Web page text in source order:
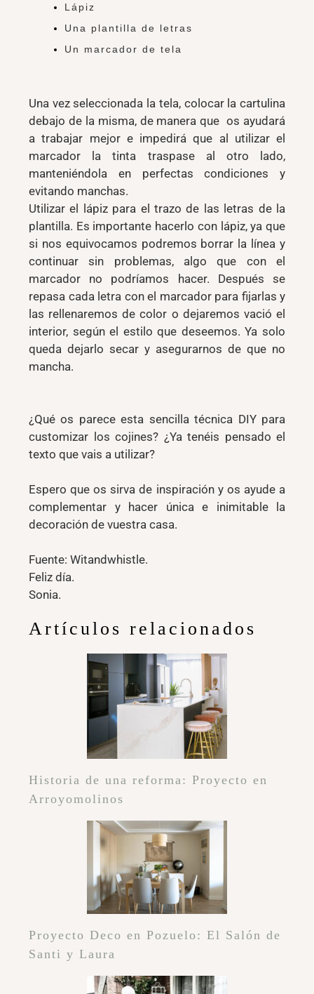
Lápiz
Una plantilla de letras
Un marcador de tela
Una vez seleccionada la tela, colocar la cartulina
debajo de la misma, de manera que os ayudará
a trabajar mejor e impedirá que al utilizar el
marcador la tinta traspase al otro lado,
manteniéndola en perfectas condiciones y
evitando manchas.
Utilizar el lápiz para el trazo de las letras de la
plantilla. Es importante hacerlo con lápiz, ya que
si nos equivocamos podremos borrar la línea y
continuar sin problemas, algo que con el
marcador no podríamos hacer. Después se
repasa cada letra con el marcador para fijarlas y
las rellenaremos de color o dejaremos vació el
interior, según el estilo que deseemos. Ya solo
queda dejarlo secar y asegurarnos de que no
mancha.
¿Qué os parece esta sencilla técnica DIY para
customizar los cojines? ¿Ya tenéis pensado el
texto que vais a utilizar?
Espero que os sirva de inspiración y os ayude a
complementar y hacer única e inimitable la
decoración de vuestra casa.
Fuente: Witandwhistle.
Feliz día.
Sonia.
Artículos relacionados
Historia de una reforma: Proyecto en
Arroyomolinos
Proyecto Deco en Pozuelo: El Salón de
Santi y Laura